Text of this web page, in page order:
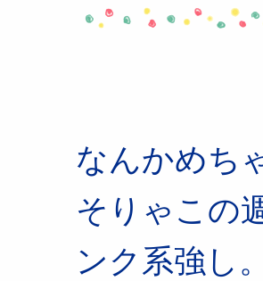
なんかめち
そりゃこの
ンク系強し。